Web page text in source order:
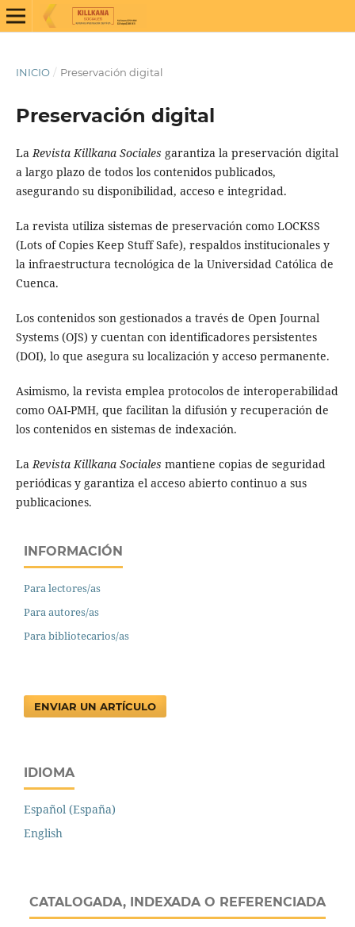
INICIO / Preservación digital
Preservación digital
LaRevista Killkana Sociales garantiza la preservación digital
a largo plazo de todos los contenidos publicados,
asegurando su disponibilidad, acceso e integridad.
La revista utiliza sistemas de preservación como LOCKSS
(Lots of Copies Keep Stuff Safe), respaldos institucionales y
la infraestructura tecnológica de la Universidad Católica de
Cuenca.
Los contenidos son gestionados a través de Open Journal
Systems (OJS) y cuentan con identificadores persistentes
(DOI), lo que asegura su localización y acceso permanente.
Asimismo, la revista emplea protocolos de interoperabilidad
como OAI-PMH, que facilitan la difusión y recuperación de
los contenidos en sistemas de indexación.
LaRevista Killkana Sociales mantiene copias de seguridad
periódicas y garantiza el acceso abierto continuo a sus
publicaciones.
INFORMACIÓN
Para lectores/as
Para autores/as
Para bibliotecarios/as
ENVIAR UN ARTÍCULO
IDIOMA
Español (España)
English
CATALOGADA, INDEXADA O REFERENCIADA